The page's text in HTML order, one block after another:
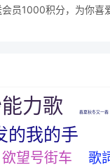
员1000积分，为你喜
力歌 春夏秋冬又一春
的我的手
欲望号街车 歌